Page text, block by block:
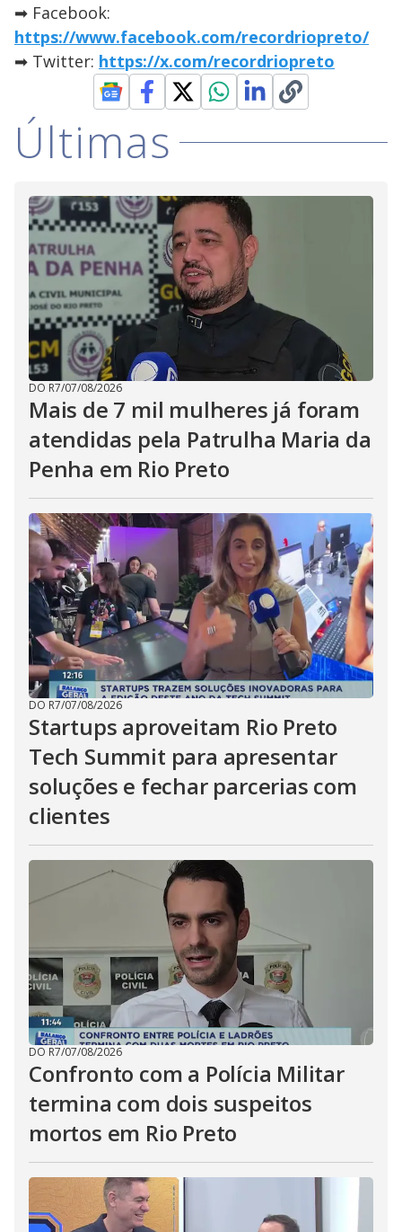
➡ Facebook:
https://www.facebook.com/recordriopreto/
➡ Twitter: https://x.com/recordriopreto
Últimas
DO R7/07/08/2026
Mais de 7 mil mulheres já foram
atendidas pela Patrulha Maria da
Penha em Rio Preto
DO R7/07/08/2026
Startups aproveitam Rio Preto
Tech Summit para apresentar
soluções e fechar parcerias com
clientes
DO R7/07/08/2026
Confronto com a Polícia Militar
termina com dois suspeitos
mortos em Rio Preto